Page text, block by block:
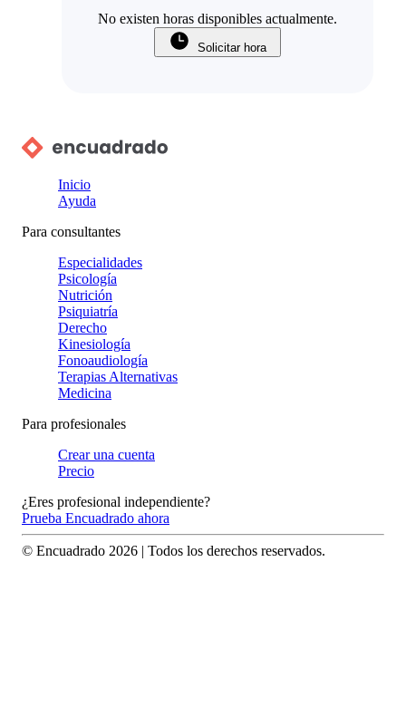
No existen horas disponibles actualmente.
Solicitar hora
Inicio
Ayuda
Para consultantes
Especialidades
Psicología
Nutrición
Psiquiatría
Derecho
Kinesiología
Fonoaudiología
Terapias Alternativas
Medicina
Para profesionales
Crear una cuenta
Precio
¿Eres profesional independiente?
Prueba Encuadrado ahora
© Encuadrado 2026 | Todos los derechos reservados.